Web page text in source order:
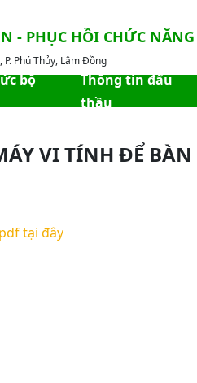
- PHỤC HỒI CHỨC
Phú Thủy, Lâm Đồng
bộ
Thông tin đấu
thầu
VI TÍNH ĐỂ
tại đây